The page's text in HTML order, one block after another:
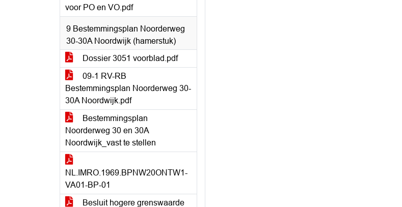
voor PO en VO.pdf
9 Bestemmingsplan Noorderweg
30-30A Noordwijk (hamerstuk)
Dossier 3051 voorblad.pdf
09-1 RV-RB
Bestemmingsplan Noorderweg 30-
30A Noordwijk.pdf
Bestemmingsplan
Noorderweg 30 en 30A
Noordwijk_vast te stellen
NL.IMRO.1969.BPNW20ONTW1-
VA01-BP-01
Besluit hogere grenswaarde